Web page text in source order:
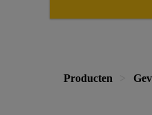
Producten